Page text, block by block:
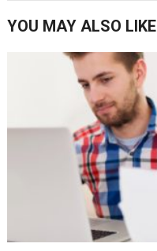
YOU MAY ALSO LIKE